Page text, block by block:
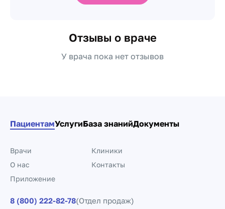
Отзывы о враче
У врача пока нет отзывов
ПациентамУслугиБаза знанийДокументы
Врачи
Клиники
О нас
Контакты
Приложение
8 (800) 222-82-78(Отдел продаж)